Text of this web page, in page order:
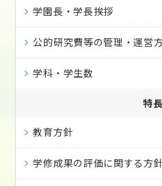
学園長・学長挨拶
公的研究費等の管理・運営
学科・学生数
特長
教育方針
学修成果の評価に関する方